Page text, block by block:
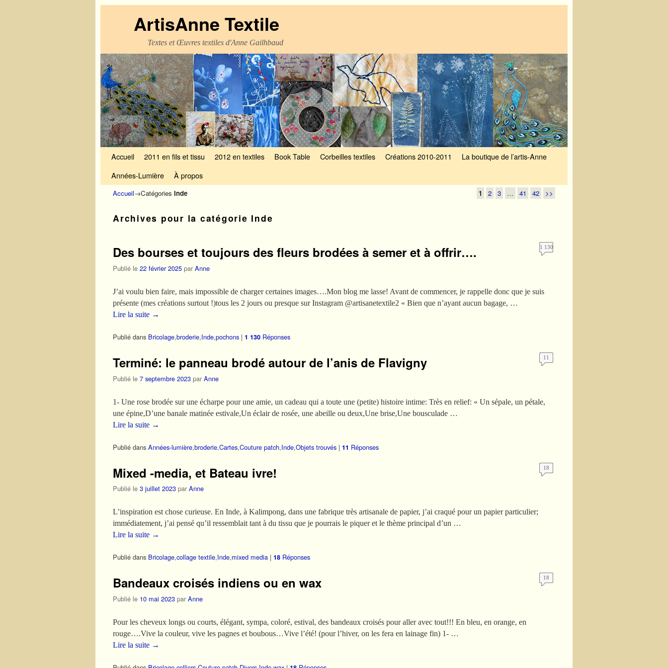
ArtisAnne Textile
Textes et Œuvres textiles d'Anne Gailhbaud
Accueil 2011 en fils et tissu 2012 en textiles Book Table Corbeilles textiles Créations 2010-2011
La boutique de l’artis-Anne
Années-Lumière
À propos
Accueil→Catégories Inde 1 2 3 … 41 42 >>
Archives pour la catégorie Inde
Des bourses et toujours des fleurs brodées à semer et à offrir….
Publié le 22 février 2025 par Anne
1 130
J’ai voulu bien faire, mais impossible de charger certaines images….Mon blog me lasse! Avant de commencer, je rappelle donc que je suis
présente (mes créations surtout !)tous les 2 jours ou presque sur Instagram @artisanetextile2 « Bien que n’ayant aucun bagage, …
Lire la suite →
Publié dans Bricolage,broderie,Inde,pochons | 1 130 Réponses
Terminé: le panneau brodé autour de l’anis de Flavigny
Publié le 7 septembre 2023 par Anne
11
1- Une rose brodée sur une écharpe pour une amie, un cadeau qui a toute une (petite) histoire intime: Très en relief: « Un sépale, un pétale,
une épine,D’une banale matinée estivale,Un éclair de rosée, une abeille ou deux,Une brise,Une bousculade …
Lire la suite →
Publié dans Années-lumière,broderie,Cartes,Couture patch,Inde,Objets trouvés | 11 Réponses
Mixed -media, et Bateau ivre!
Publié le 3 juillet 2023 par Anne
18
L’inspiration est chose curieuse. En Inde, à Kalimpong, dans une fabrique très artisanale de papier, j’ai craqué pour un papier particulier;
immédiatement, j’ai pensé qu’il ressemblait tant à du tissu que je pourrais le piquer et le thème principal d’un …
Lire la suite →
Publié dans Bricolage,collage textile,Inde,mixed media | 18 Réponses
Bandeaux croisés indiens ou en wax
Publié le 10 mai 2023 par Anne
18
Pour les cheveux longs ou courts, élégant, sympa, coloré, estival, des bandeaux croisés pour aller avec tout!!! En bleu, en orange, en
rouge….Vive la couleur, vive les pagnes et boubous…Vive l’été! (pour l’hiver, on les fera en lainage fin) 1- …
Lire la suite →